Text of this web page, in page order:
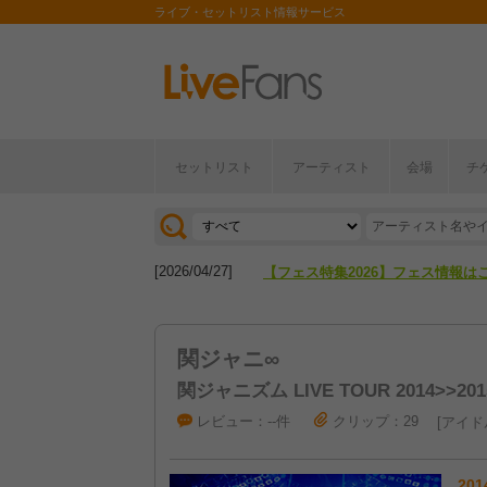
ライブ・セットリスト情報サービス
セットリスト アーティスト 会場 チ
[2026/07/28] 【ライブ動員ランキング】2026年
[2026/04/27] 【フェス特集2026】フェス情報は
関ジャニ∞
関ジャニズム LIVE TOUR
レビュー：--件 クリップ：29 アイド